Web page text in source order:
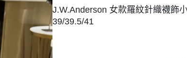
J.W.Anderson 女款羅紋針織襪飾
39/39.5/41